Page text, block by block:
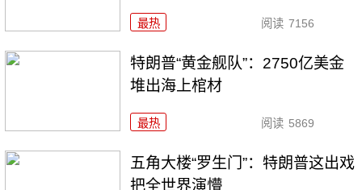
最热 阅读 7156
特朗普“黄金舰队”：2750亿美金
堆出海上棺材
最热 阅读 5869
五角大楼“罗生门”：特朗普这出戏
把全世界演懵